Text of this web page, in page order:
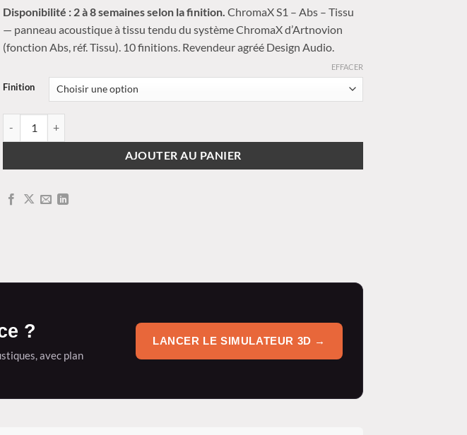
prix :
96,00 €
à
Disponibilité : 2 à 8 semaines selon la finition. ChromaX S1 – Abs – Tissu
— panneau acoustique à tissu tendu du système ChromaX d’Artnovion
(fonction Abs, réf. Tissu). 10 finitions. Revendeur agréé Design Audio.
Finition
EFFACER
AJOUTER AU PANIER
?
avec plan
LANCER LE SIMULATEUR 3D →